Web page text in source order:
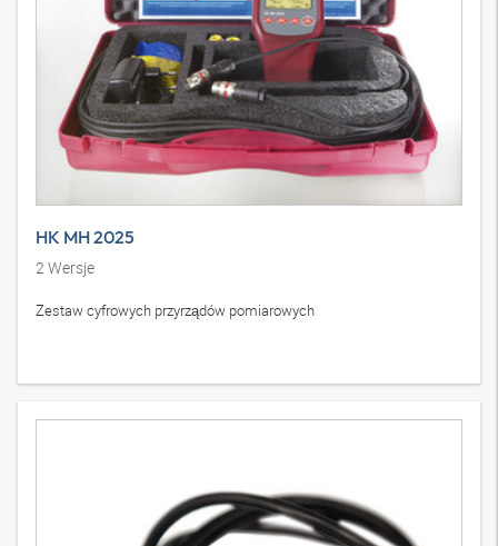
HK MH 2025
2Wersje
Zestaw cyfrowych przyrządów pomiarowych